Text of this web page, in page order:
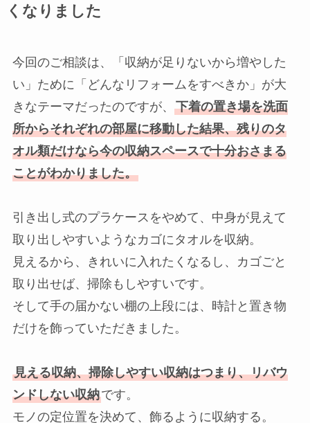
くなりました
今回のご相談は、「収納が足りないから増やした
い」ために「どんなリフォームをすべきか」が大
きなテーマだったのですが、 下着の置き場を洗面
所からそれぞれの部屋に移動した結果、残りのタ
オル類だけなら今の収納スペースで十分おさまる
ことがわかりました。
引き出し式のプラケースをやめて、中身が見えて
取り出しやすいようなカゴにタオルを収納。
見えるから、きれいに入れたくなるし、カゴごと
取り出せば、掃除もしやすいです。
そして手の届かない棚の上段には、時計と置き物
だけを飾っていただきました。
見える収納、掃除しやすい収納はつまり、リバウ
ンドしない収納です。
モノの定位置を決めて、飾るように収納する。